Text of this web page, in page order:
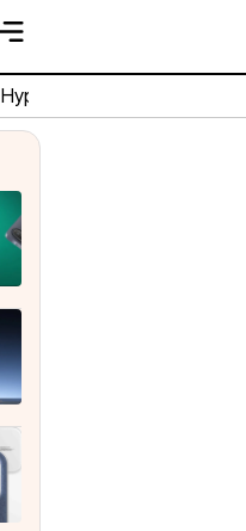
HyperOS 3